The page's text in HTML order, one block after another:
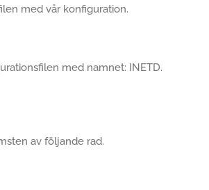
med vår konfiguration.
med namnet: INETD.
av följande rad.